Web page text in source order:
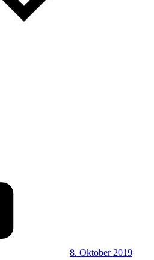
8. Oktober 2019